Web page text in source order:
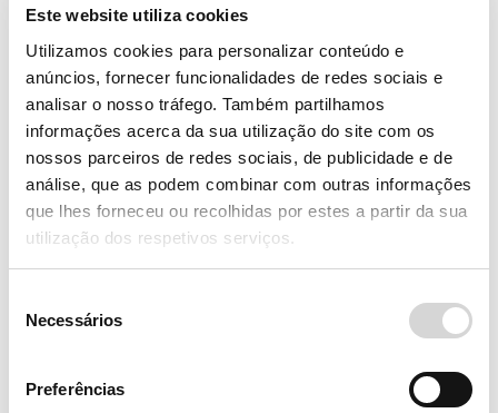
Este website utiliza cookies
Utilizamos cookies para personalizar conteúdo e
anúncios, fornecer funcionalidades de redes sociais e
analisar o nosso tráfego. Também partilhamos
informações acerca da sua utilização do site com os
nossos parceiros de redes sociais, de publicidade e de
análise, que as podem combinar com outras informações
que lhes forneceu ou recolhidas por estes a partir da sua
utilização dos respetivos serviços.
Necessários
Preferências
automóvel com o Seguro PPP. Saiba
como funciona e por que é uma
proteção essencial. Garanta
estabilidade financeira!
Taxa Fixa ou Variável no